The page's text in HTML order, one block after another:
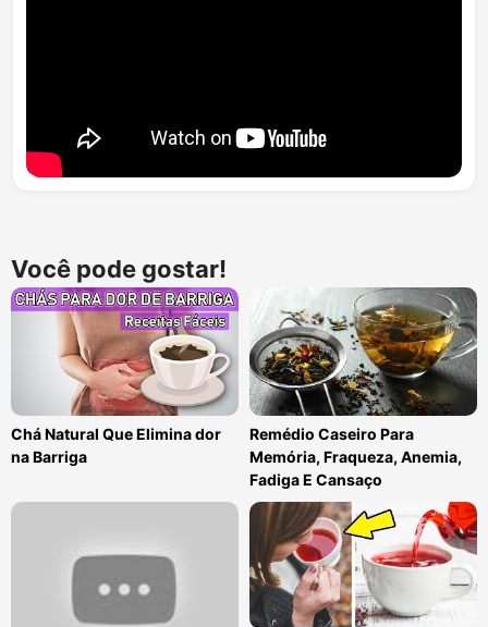
Você pode gostar!
Chá Natural Que Elimina dor
na Barriga
Remédio Caseiro Para
Memória, Fraqueza, Anemia,
Fadiga E Cansaço